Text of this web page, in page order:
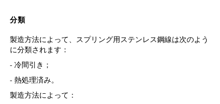
分類
製造方法によって、スプリング用ステンレス鋼線は次のよう
に分類されます：
- 冷間引き；
- 熱処理済み。
製造方法によって：